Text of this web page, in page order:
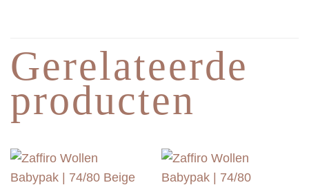
Gerelateerde
producten